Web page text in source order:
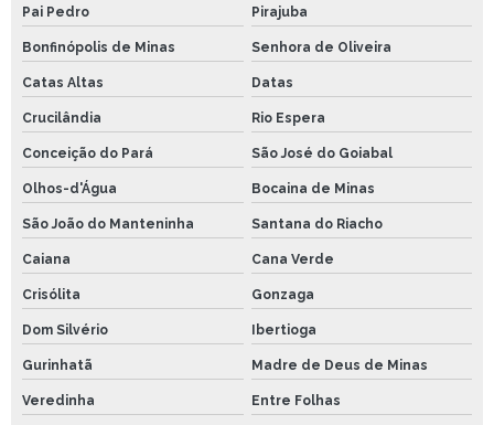
Pai Pedro Pirajuba
Bonfinópolis de Minas Senhora de Oliveira
Catas Altas Datas
Crucilândia Rio Espera
Conceição do Pará São José do Goiabal
Olhos-d'Água Bocaina de Minas
São João do Manteninha Santana do Riacho
Caiana Cana Verde
Crisólita Gonzaga
Dom Silvério Ibertioga
Gurinhatã Madre de Deus de Minas
Veredinha Entre Folhas